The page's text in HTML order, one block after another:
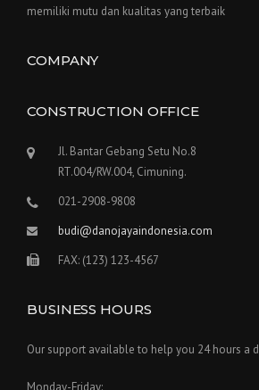
memiliki mutu dan kualitas yang terbaik
COMPANY
CONSTRUCTION OFFICE
Jl. Bantar Gebang Setu No.8
RT.004/RW.004, Cimuning.
021-2908-9808
budi@danojayaindonesia.com
FAX: (123) 123-4567
BUSINESS HOURS
Our support available to help you 24 hours a